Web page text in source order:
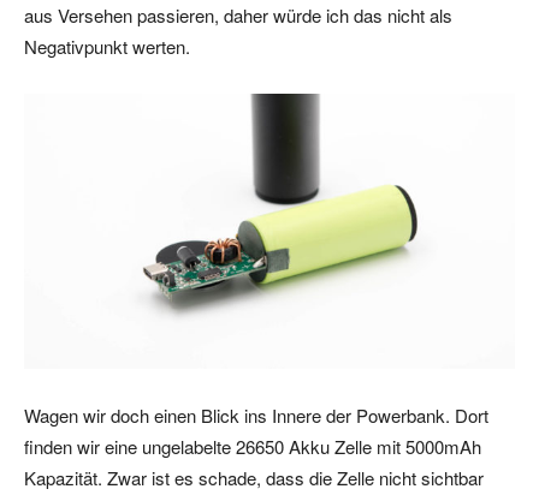
aus Versehen passieren, daher würde ich das nicht als
Negativpunkt werten.
Wagen wir doch einen Blick ins Innere der Powerbank. Dort
finden wir eine ungelabelte 26650 Akku Zelle mit 5000mAh
Kapazität. Zwar ist es schade, dass die Zelle nicht sichtbar